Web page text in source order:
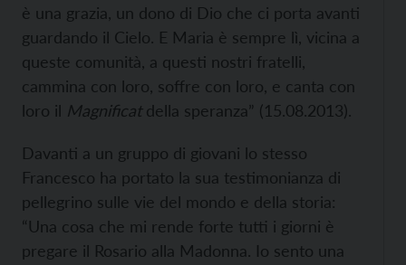
è una grazia, un dono di Dio che ci porta avanti
guardando il Cielo. E Maria è sempre lì, vicina a
queste comunità, a questi nostri fratelli,
cammina con loro, soffre con loro, e canta con
loro il Magnificatdella speranza” (15.08.2013).
Davanti a un gruppo di giovani lo stesso
Francesco ha portato la sua testimonianza di
pellegrino sulle vie del mondo e della storia:
“Una cosa che mi rende forte tutti i giorni è
pregare il Rosario alla Madonna. Io sento una